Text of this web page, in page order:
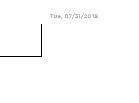
Tue, 07/31/2018